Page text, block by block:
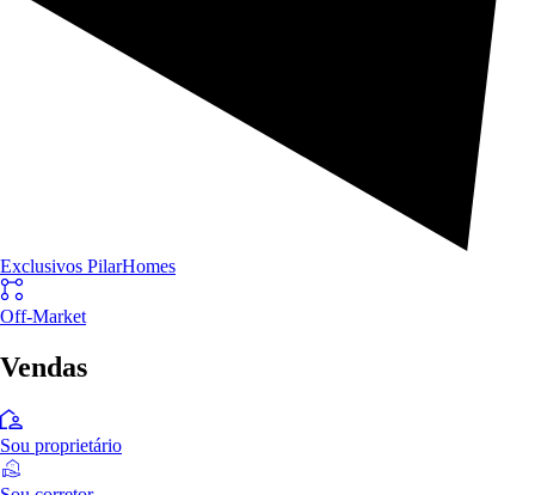
Exclusivos PilarHomes
Off-Market
Vendas
Sou proprietário